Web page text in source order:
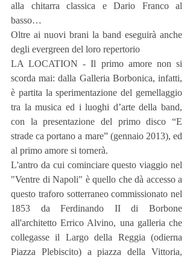
alla chitarra classica e Dario Franco al
basso…
Oltre ai nuovi brani la band eseguirà anche
degli evergreen del loro repertorio
LA LOCATION - Il primo amore non si
scorda mai: dalla Galleria Borbonica, infatti,
è partita la sperimentazione del gemellaggio
tra la musica ed i luoghi d’arte della band,
con la presentazione del primo disco “E
strade ca portano a mare” (gennaio 2013), ed
al primo amore si tornerà.
L'antro da cui cominciare questo viaggio nel
"Ventre di Napoli" è quello che dà accesso a
questo traforo sotterraneo commissionato nel
1853 da Ferdinando II di Borbone
all'architetto Errico Alvino, una galleria che
collegasse il Largo della Reggia (odierna
Piazza Plebiscito) a piazza della Vittoria,